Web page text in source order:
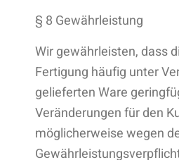
§ 8 Gewährleistung
Wir gewährleisten, dass
Fertigung häufig unter
gelieferten Ware
Veränderungen für den
möglicherweise wegen